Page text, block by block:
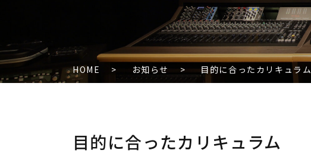
HOME > お知らせ > 目的に合ったカリキュラム
目的に合ったカリキュラム